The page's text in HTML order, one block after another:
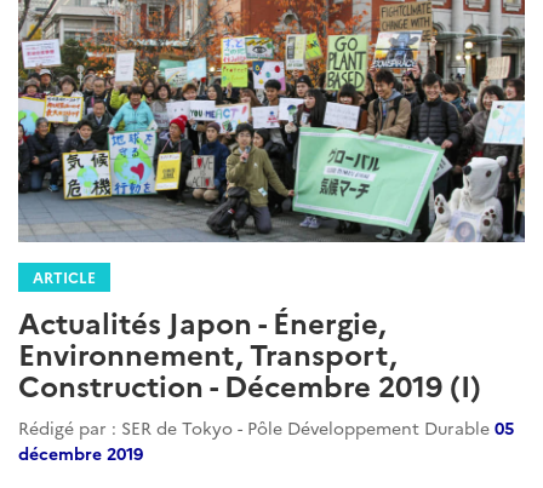
ARTICLE
Actualités Japon - Énergie,
Environnement, Transport,
Construction - Juillet 2020 (ii)
Rédigé par : SER de Tokyo - Pôle Développement Durable22
juillet 2020
Retour sur les annonces concernant les centrales à
charbon / Le gouvernement japonais prévoit 30 GW
d’éolien en mer (offshore) d’ici 2040 / Ouverture d’une
nouvelle station hydrogène à Nagoya / Dommages
matériels et humains conséquents suite aux pluies
torrentielles...